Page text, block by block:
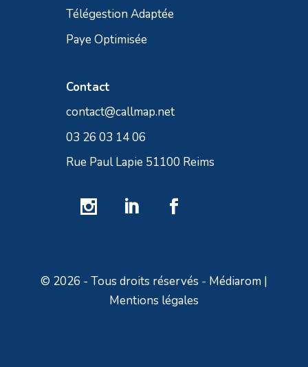
Télégestion Adaptée
Paye Optimisée
Contact
contact@callmap.net
03 26 03 14 06
Rue Paul Lapie 51100 Reims
© 2026 - Tous droits réservés - Médiarom |
Mentions légales